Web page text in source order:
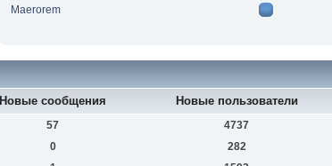
Maerorem
Новые сообщения Новые пользователи
57 4737
0 282